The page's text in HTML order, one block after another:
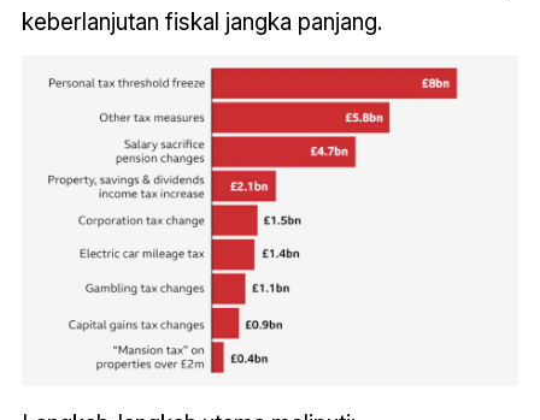
keberlanjutan fiskal jangka panjang.